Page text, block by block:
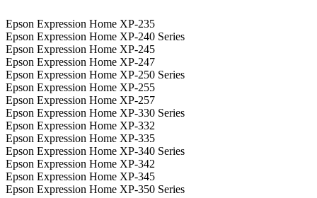
Epson Expression Home XP-235
Epson Expression Home XP-240 Series
Epson Expression Home XP-245
Epson Expression Home XP-247
Epson Expression Home XP-250 Series
Epson Expression Home XP-255
Epson Expression Home XP-257
Epson Expression Home XP-330 Series
Epson Expression Home XP-332
Epson Expression Home XP-335
Epson Expression Home XP-340 Series
Epson Expression Home XP-342
Epson Expression Home XP-345
Epson Expression Home XP-350 Series